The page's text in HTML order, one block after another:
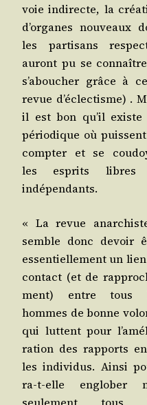
voie indi­recte, la
d’or­ganes nou­veaux
les par­ti­sans
auront pu se
s’a­bou­cher grâce à
revue d’é­clec­tisme) .
il est bon qu’il existe
pério­dique où
comp­ter et se
les esprits libres
indépendants.
« La revue
semble donc devoir
essen­tiel­le­ment un
contact (et de
ment) entre tous
hommes de bonne
qui luttent pour
ra­tion des rap­ports
les indi­vi­dus. Ain­si
ra-t-elle englo­ber